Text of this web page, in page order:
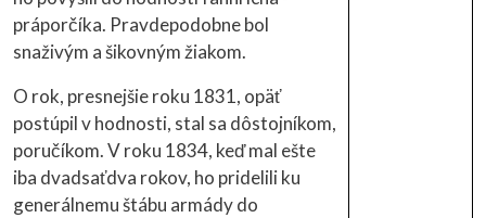
práporčíka. Pravdepodobne bol
snaživým a šikovným žiakom.
O rok, presnejšie roku 1831, opäť
postúpil v hodnosti, stal sa dôstojníkom,
poručíkom. V roku 1834, keď mal ešte
iba dvadsaťdva rokov, ho pridelili ku
generálnemu štábu armády do